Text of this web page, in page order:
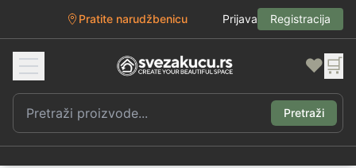
Pratite narudžbenicu Prijava Registracija
❤️ 🛒
Pretraži